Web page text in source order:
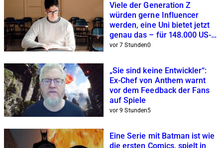
Viele der Generation Z
würden gerne Influencer
werden, eine Uni bietet jetzt
genau das – für 148.000 US-
Dollar
vor 7 Stunden0
„Sie sind keine Entwickler“:
Ex-Chef von Anthem warnt
vor dem Feedback der Fans
auf Spiele
vor 9 Stunden5
Eine Serie mit Batman ist wie
die ersten Comics, spielt in